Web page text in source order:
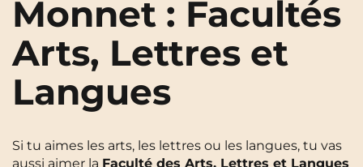
Annemasse Archamps
Aulnoy-Lez-Valenciennes
Blois
Bordeaux
Qui sommes-nous ?
Blog
Monnet : Facultés
Arts, Lettres et
Langues
Si tu aimes les arts, les lettres ou les langues, tu vas
aussi aimer la Faculté des Arts, Lettres et Langues